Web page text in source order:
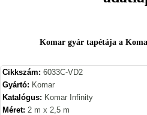
Komar gyár tapétája a
Cikkszám: 6033C-VD2
Gyártó: Komar
Katalógus: Komar Infinity
Méret: 2 m x 2,5 m